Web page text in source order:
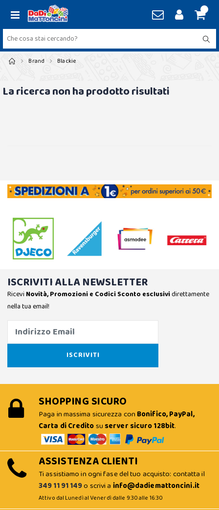
Brand Blackie
La ricerca non ha prodotto risultati
ISCRIVITI ALLA NEWSLETTER
Ricevi Novità, Promozioni e Codici Sconto esclusividirettamente
nella tua email!
SHOPPING SICURO
Paga in massima sicurezza con Bonifico, PayPal,
Carta di Creditosu server sicuro 128bit.
ASSISTENZA CLIENTI
Ti assistiamo in ogni fase del tuo acquisto: contatta il
349 11 91 149o scrivi a info@dadiemattoncini.it
Attivo dal Lunedì al Venerdì dalle 9:30 alle 16:30